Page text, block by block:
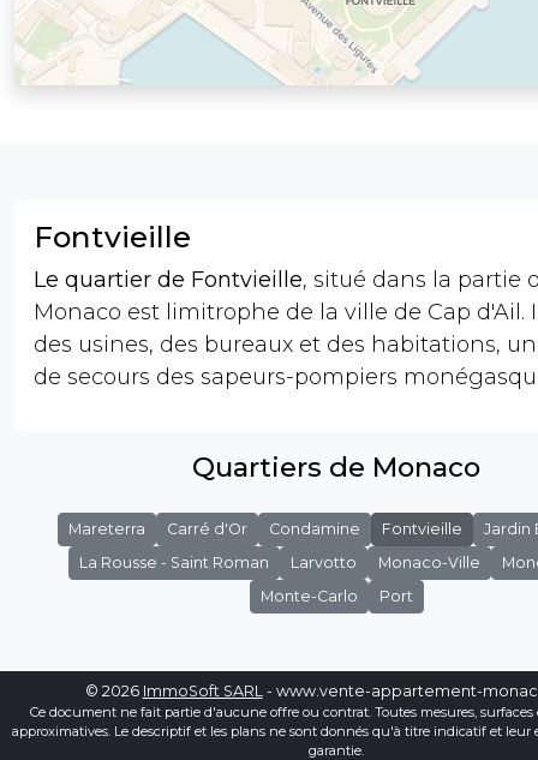
Fontvieille
Le quartier de Fontvieille, situé dans la partie
Monaco est limitrophe de la ville de Cap d'Ail.
des usines, des bureaux et des habitations,
de secours des sapeurs-pompiers
Quartiers de Monaco
Mareterra Carré d'Or Condamine Fontvieille
Jardin
La Rousse - Saint Roman
Larvotto Monaco-Ville
Monte-Carlo
Port
© 2026 ImmoSoft SARL - www.vente-appartement-
Ce document ne fait partie d'aucune offre ou contrat. Toutes mesures, surfaces
approximatives. Le descriptif et les plans ne sont donnés qu'à titre indicatif et leur
garantie.